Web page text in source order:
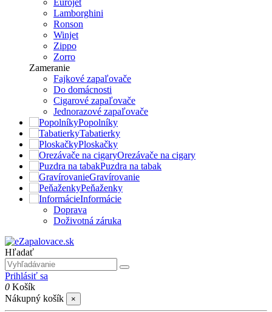
Eurojet
Lamborghini
Ronson
Winjet
Zippo
Zorro
Zameranie
Fajkové zapaľovače
Do domácnosti
Cigarové zapaľovače
Jednorazové zapaľovače
Popolníky
Tabatierky
Ploskačky
Orezávače na cigary
Puzdra na tabak
Gravírovanie
Peňaženky
Informácie
Doprava
Doživotná záruka
Hľadať
Prihlásiť sa
0 Košík
Nákupný košík
×